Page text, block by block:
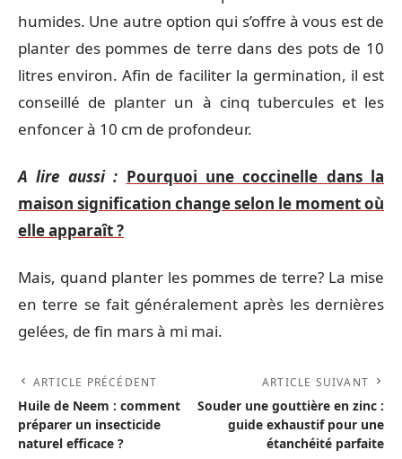
humides. Une autre option qui s’offre à vous est de
planter des pommes de terre dans des pots de 10
litres environ. Afin de faciliter la germination, il est
conseillé de planter un à cinq tubercules et les
enfoncer à 10 cm de profondeur.
A lire aussi : Pourquoi une coccinelle dans la
maison signification change selon le moment où
elle apparaît ?
Mais, quand planter les pommes de terre? La mise
en terre se fait généralement après les dernières
gelées, de fin mars à mi mai.
ARTICLE PRÉCÉDENT
Huile de Neem : comment
préparer un insecticide
naturel efficace ?
ARTICLE SUIVANT
Souder une gouttière en zinc :
guide exhaustif pour une
étanchéité parfaite